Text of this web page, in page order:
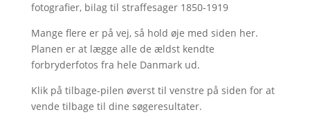
fotografier, bilag til straffesager 1850-1919
Mange flere er på vej, så hold øje med siden her.
Planen er at lægge alle de ældst kendte
forbryderfotos fra hele Danmark ud.
Klik på tilbage-pilen øverst til venstre på siden for at
vende tilbage til dine søgeresultater.